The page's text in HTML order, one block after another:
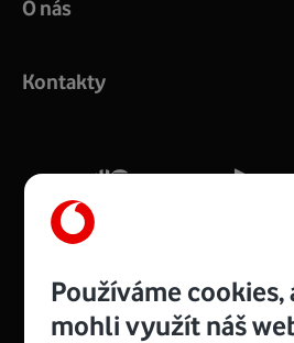
COMPAL CH7465VF
silný signál pro celou domácnost.
Více o COMPAL CH7465VF
O nás
Kontakty
Používáme cookies,
mohli využít náš